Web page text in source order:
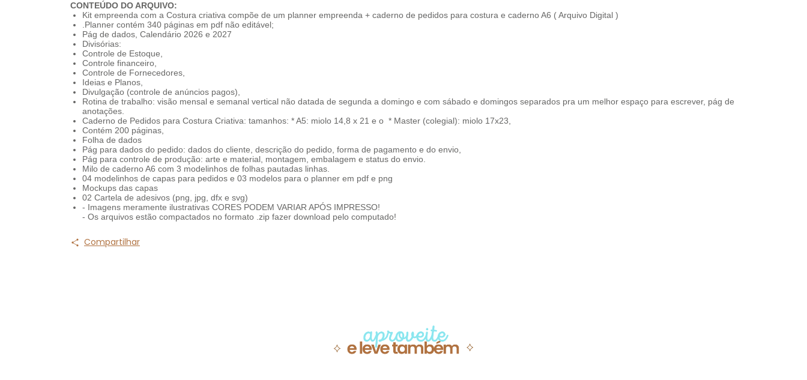
CONTEÚDO DO ARQUIVO:
Kit empreenda com a Costura criativa compõe de um planner empreenda + caderno de pedidos para costura e caderno A6 ( Arquivo Digital )
.Planner contém 340 páginas em pdf não editável;
Pág de dados, Calendário 2026 e 2027
Divisórias:
Controle de Estoque,
Controle financeiro,
Controle de Fornecedores,
Ideias e Planos,
Divulgação (controle de anúncios pagos),
Rotina de trabalho: visão mensal e semanal vertical não datada de segunda a domingo e com sábado e domingos separados pra um melhor espaço para escrever, pág de
anotações.
Caderno de Pedidos para Costura Criativa: tamanhos: * A5: miolo 14,8 x 21 e o * Master (colegial): miolo 17x23,
Contém 200 páginas,
Folha de dados
Pág para dados do pedido: dados do cliente, descrição do pedido, forma de pagamento e do envio,
Pág para controle de produção: arte e material, montagem, embalagem e status do envio.
Milo de caderno A6 com 3 modelinhos de folhas pautadas linhas.
04 modelinhos de capas para pedidos e 03 modelos para o planner em pdf e png
Mockups das capas
02 Cartela de adesivos (png, jpg, dfx e svg)
- Imagens meramente ilustrativas CORES PODEM VARIAR APÓS IMPRESSO!
- Os arquivos estão compactados no formato .zip fazer download pelo computado!
Compartilhar
Produtos similares